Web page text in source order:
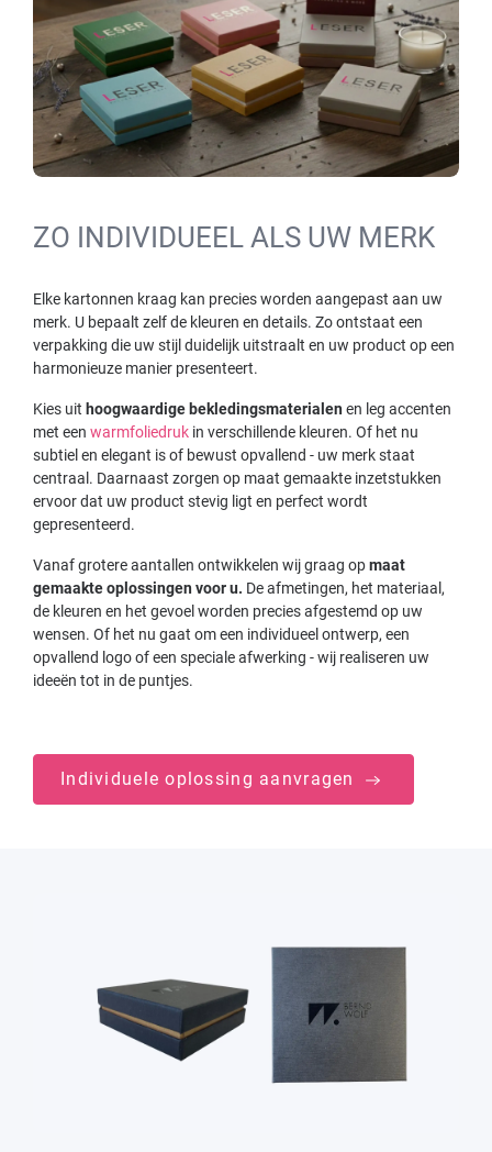
ZO INDIVIDUEEL ALS UW MERK
Elke kartonnen kraag kan precies worden aangepast aan uw
merk. U bepaalt zelf de kleuren en details. Zo ontstaat een
verpakking die uw stijl duidelijk uitstraalt en uw product op een
harmonieuze manier presenteert.
Kies uit hoogwaardige bekledingsmaterialen en leg accenten
met een warmfoliedruk in verschillende kleuren. Of het nu
subtiel en elegant is of bewust opvallend - uw merk staat
centraal. Daarnaast zorgen op maat gemaakte inzetstukken
ervoor dat uw product stevig ligt en perfect wordt
gepresenteerd.
Vanaf grotere aantallen ontwikkelen wij graag opmaat
gemaakte oplossingen voor u. De afmetingen, het materiaal,
de kleuren en het gevoel worden precies afgestemd op uw
wensen. Of het nu gaat om een individueel ontwerp, een
opvallend logo of een speciale afwerking - wij realiseren uw
ideeën tot in de puntjes.
Individuele oplossing aanvragen